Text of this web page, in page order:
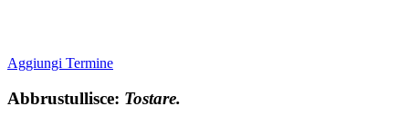
Aggiungi Termine
Abbrustullisce: Tostare.